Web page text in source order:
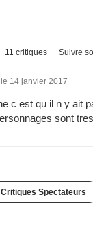
11 critiques Suivre
14 janvier 2017
c est qu il n y ait
sont
Spectateurs